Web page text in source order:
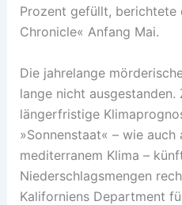
Prozent gefüllt, berichtete
Chronicle« Anfang Mai.
Die jahrelange
lange nicht ausgestanden.
längerfristige
»Sonnenstaat« – wie auch
mediterranem Klima –
Niederschlagsmengen
Kaliforniens Department